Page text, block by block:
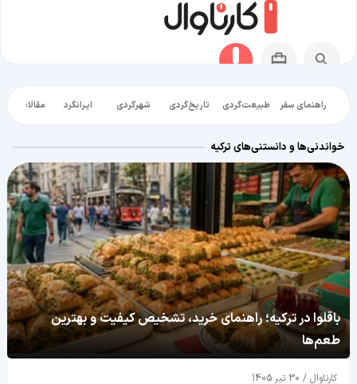
راهنمای سفر طبیعت‌گردی تاریخ‌گردی شهرگردی ایرانگرد مقالات
خواندنی‌ها و دانستنی‌های ترکیه
باقلوا در ترکیه؛ راهنمای خرید، تشخیص کیفیت و بهترین
طعم‌ها
کارناوال / 30 تیر 1405